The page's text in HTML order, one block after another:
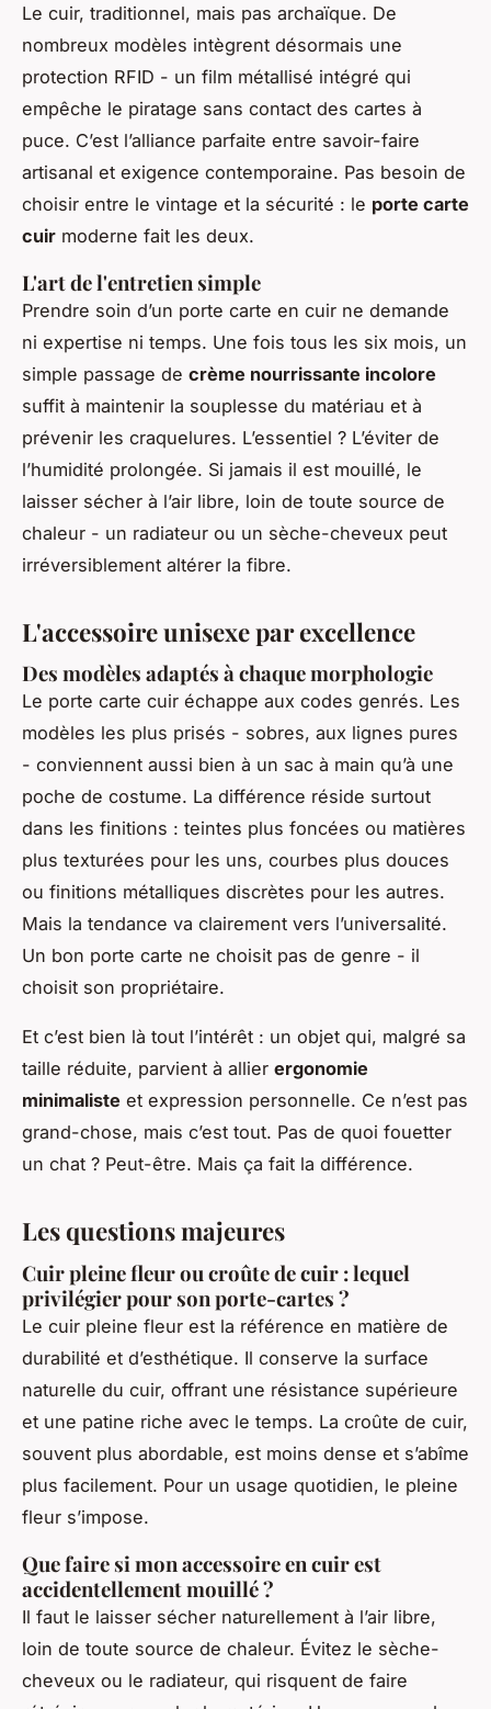
Le cuir, traditionnel, mais pas archaïque. De
nombreux modèles intègrent désormais une
protection RFID - un film métallisé intégré qui
empêche le piratage sans contact des cartes à
puce. C’est l’alliance parfaite entre savoir-faire
artisanal et exigence contemporaine. Pas besoin de
choisir entre le vintage et la sécurité : le porte carte
cuir moderne fait les deux.
L'art de l'entretien simple
Prendre soin d’un porte carte en cuir ne demande
ni expertise ni temps. Une fois tous les six mois, un
simple passage de crème nourrissante incolore
suffit à maintenir la souplesse du matériau et à
prévenir les craquelures. L’essentiel ? L’éviter de
l’humidité prolongée. Si jamais il est mouillé, le
laisser sécher à l’air libre, loin de toute source de
chaleur - un radiateur ou un sèche-cheveux peut
irréversiblement altérer la fibre.
L'accessoire unisexe par excellence
Des modèles adaptés à chaque morphologie
Le porte carte cuir échappe aux codes genrés. Les
modèles les plus prisés - sobres, aux lignes pures
- conviennent aussi bien à un sac à main qu’à une
poche de costume. La différence réside surtout
dans les finitions : teintes plus foncées ou matières
plus texturées pour les uns, courbes plus douces
ou finitions métalliques discrètes pour les autres.
Mais la tendance va clairement vers l’universalité.
Un bon porte carte ne choisit pas de genre - il
choisit son propriétaire.
Et c’est bien là tout l’intérêt : un objet qui, malgré sa
taille réduite, parvient à allier ergonomie
minimaliste et expression personnelle. Ce n’est pas
grand-chose, mais c’est tout. Pas de quoi fouetter
un chat ? Peut-être. Mais ça fait la différence.
Les questions majeures
Cuir pleine fleur ou croûte de cuir : lequel
privilégier pour son porte-cartes ?
Le cuir pleine fleur est la référence en matière de
durabilité et d’esthétique. Il conserve la surface
naturelle du cuir, offrant une résistance supérieure
et une patine riche avec le temps. La croûte de cuir,
souvent plus abordable, est moins dense et s’abîme
plus facilement. Pour un usage quotidien, le pleine
fleur s’impose.
Que faire si mon accessoire en cuir est
accidentellement mouillé ?
Il faut le laisser sécher naturellement à l’air libre,
loin de toute source de chaleur. Évitez le sèche-
cheveux ou le radiateur, qui risquent de faire